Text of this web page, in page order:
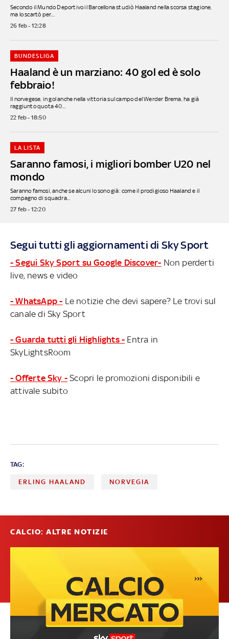
Secondo il Mundo Deportivo il Barcellona studiò Haaland nella scorsa stagione,
ma lo scartò per...
26 feb - 12:28
Haaland è un marziano: 40 gol ed è solo
febbraio!
BUNDESLIGA
Il norvegese, in gol anche nella vittoria sul campo del Werder Brema, ha già
raggiunto quota 40...
22 feb - 18:50
Saranno famosi, i migliori bomber U20 nel
mondo
LA LISTA
Saranno famosi, anche se alcuni lo sono già: come il prodigioso Haaland e il
compagno di squadra...
27 feb - 12:20
Segui tutti gli aggiornamenti di Sky Sport
- Segui Sky Sport su Google Discover- Non perderti
live, news e video
- WhatsApp - Le notizie che devi sapere? Le trovi sul
canale di Sky Sport
- Guarda tutti gli Highlights - Entra in
SkyLightsRoom
- Offerte Sky - Scopri le promozioni disponibili e
attivale subito
TAG:
ERLING HAALAND NORVEGIA
CALCIO: ALTRE NOTIZIE